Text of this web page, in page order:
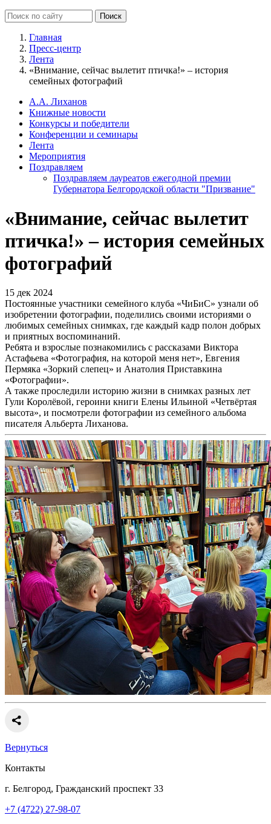
Главная
Пресс-центр
Лента
«Внимание, сейчас вылетит птичка!» – история
семейных фотографий
А.А. Лиханов
Книжные новости
Конкурсы и победители
Конференции и семинары
Лента
Мероприятия
Поздравляем
Поздравляем лауреатов ежегодной премии
Губернатора Белгородской области "Призвание"
«Внимание, сейчас вылетит
птичка!» – история семейных
фотографий
15 дек 2024
Постоянные участники семейного клуба «ЧиБиС» узнали об
изобретении фотографии, поделились своими историями о
любимых семейных снимках, где каждый кадр полон добрых
и приятных воспоминаний.
Ребята и взрослые познакомились с рассказами Виктора
Астафьева «Фотография, на которой меня нет», Евгения
Пермяка «Зоркий слепец» и Анатолия Приставкина
«Фотографии».
А также проследили историю жизни в снимках разных лет
Гули Королёвой, героини книги Елены Ильиной «Четвёртая
высота», и посмотрели фотографии из семейного альбома
писателя Альберта Лиханова.
Вернуться
Контакты
г. Белгород, Гражданский проспект 33
+7 (4722) 27-98-07